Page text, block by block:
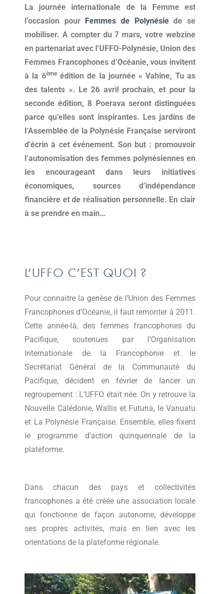
La journée internationale de la Femme est
l’occasion pour Femmes de Polynésiede se
mobiliser. A compter du 7 mars, votre webzine
en partenariat avec l’UFFO-Polynésie, Union des
Femmes Francophones d’Océanie, vous invitent
à la 6èmeédition de la journée « Vahine, Tu as
des talents ». Le 26 avril prochain, et pour la
seconde édition, 8 Poerava seront distinguées
parce qu’elles sont inspirantes. Les jardins de
l’Assemblée de la Polynésie Française serviront
d’écrin à cet événement. Son but : promouvoir
l’autonomisation des femmes polynésiennes en
les encourageant dans leurs initiatives
économiques, sources d’indépendance
financière et de réalisation personnelle. En clair
à se prendre en main…
L’UFFO C’EST QUOI ?
Pour connaitre la genèse de l’Union des Femmes
Francophones d’Océanie, il faut remonter à 2011.
Cette année-là, des femmes francophones du
Pacifique, soutenues par l’Organisation
Internationale de la Francophonie et le
Secrétariat Général de la Communauté du
Pacifique, décident en février de lancer un
regroupement : L’UFFO était née. On y retrouve la
Nouvelle Calédonie, Wallis et Futuna, le Vanuatu
et La Polynésie Française. Ensemble, elles fixent
le programme d’action quinquennale de la
plateforme.
Dans chacun des pays et collectivités
francophones a été créée une association locale
qui fonctionne de façon autonome, développe
ses propres activités, mais en lien avec les
orientations de la plateforme régionale.